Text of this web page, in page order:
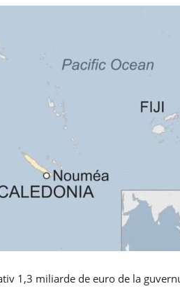
1,3 miliarde de euro de la